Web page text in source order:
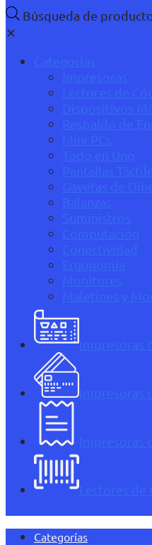
Búsqueda de
✕
Categorías
Impresoras
Lectores de
Dispositivos
Respaldo de
Mini PCs
Todo en Uno
Pantallas
Gavetas de
Balanzas
Suministros
Computación
Conectividad
Ergonomía
Monitores
Maletines y
Impresoras
Impresoras
Impresoras
Lectores de
Categorías